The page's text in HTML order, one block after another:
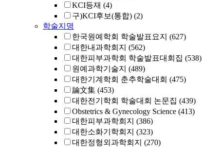
KCI등재 (4)
구)KCI후보(통합) (2)
학술지명
한국원예학회 학술발표요지 (627)
대한내과학회지 (562)
대한피부과학회 학술발표대회집 (538)
원예과학기술지 (489)
대한기계학회 춘추학술대회 (475)
論文集 (453)
대한전기학회 학술대회 논문집 (439)
Obstetrics & Gynecology Science (413)
대한피부과학회지 (386)
대한소화기학회지 (323)
대한정형외과학회지 (270)